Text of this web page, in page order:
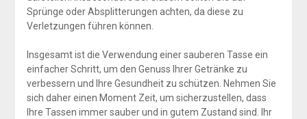
Sprünge oder Absplitterungen achten, da diese zu
Verletzungen führen können.
Insgesamt ist die Verwendung einer sauberen Tasse ein
einfacher Schritt, um den Genuss Ihrer Getränke zu
verbessern und Ihre Gesundheit zu schützen. Nehmen Sie
sich daher einen Moment Zeit, um sicherzustellen, dass
Ihre Tassen immer sauber und in gutem Zustand sind. Ihr